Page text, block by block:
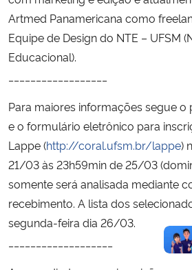
Artmed Panamericana como
Equipe de Design do NTE – UFSM
Educacional).
Para maiores informações segue
e o formulário eletrônico para
Lappe (http://coral.ufsm.br/lappe)
21/03 às 23h59min de 25/03
somente será analisada mediante
recebimento. A lista dos
segunda-feira dia 26/03.